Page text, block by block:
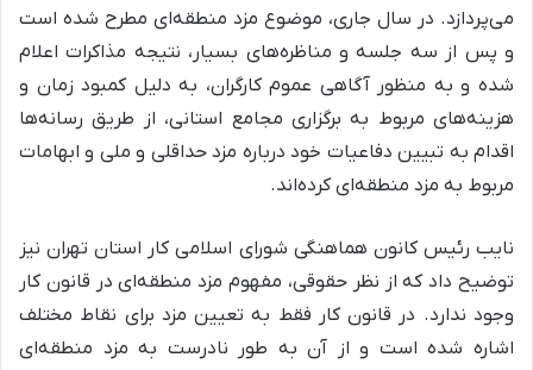
می‌پردازد. در سال جاری، موضوع مزد منطقه‌ای مطرح شده است
و پس از سه جلسه و مناظره‌های بسیار، نتیجه مذاکرات اعلام
شده و به منظور آگاهی عموم کارگران، به دلیل کمبود زمان و
هزینه‌های مربوط به برگزاری مجامع استانی، از طریق رسانه‌ها
اقدام به تبیین دفاعیات خود درباره مزد حداقلی و ملی و ابهامات
مربوط به مزد منطقه‌ای کرده‌اند.
نایب رئیس کانون هماهنگی شورای اسلامی کار استان تهران نیز
توضیح داد که از نظر حقوقی، مفهوم مزد منطقه‌ای در قانون کار
وجود ندارد. در قانون کار فقط به تعیین مزد برای نقاط مختلف
اشاره شده است و از آن به طور نادرست به مزد منطقه‌ای